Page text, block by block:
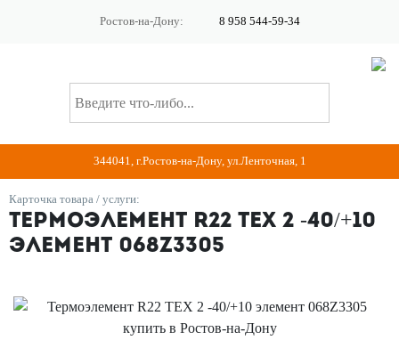
Ростов-на-Дону: 8 958 544-59-34
344041, г.Ростов-на-Дону, ул.Ленточная, 1
Карточка товара / услуги:
Термоэлемент R22 TEX 2 -40/+10
элемент 068Z3305